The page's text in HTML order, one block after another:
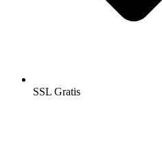
SSL Gratis